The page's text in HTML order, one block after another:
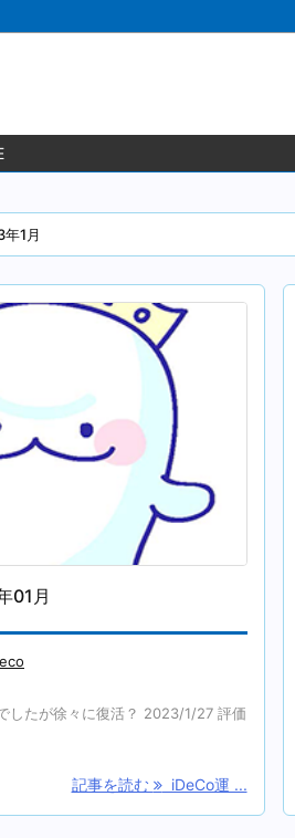
1月
01月
したが徐々に復活？ 2023/1/27 評価
記事を読む iDeCo運 ...